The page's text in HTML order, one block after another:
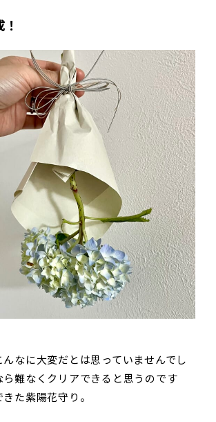
なに大変だとは思っていませんでし
難なくクリアできると思うのです
た紫陽花守り。